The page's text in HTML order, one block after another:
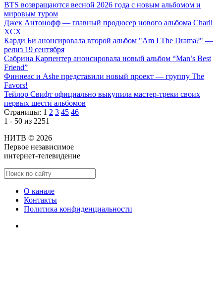
BTS возвращаются весной 2026 года с новым альбомом и
мировым туром
Джек Антонофф — главный продюсер нового альбома Charli
XCX
Карди Би анонсировала второй альбом "Am I The Drama?" —
релиз 19 сентября
Сабрина Карпентер анонсировала новый альбом “Man’s Best
Friend”
Финнеас и Ashe представили новый проект — группу The
Favors!
Тейлор Свифт официально выкупила мастер-треки своих
первых шести альбомов
Страницы: 1 2 3 45 46
1 - 50 из 2251
НИТВ © 2026
Первое независимое
интернет-телевидение
О канале
Контакты
Политика конфиденциальности